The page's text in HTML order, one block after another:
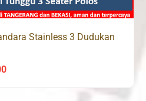
Stainless 3 Dudukan
Current